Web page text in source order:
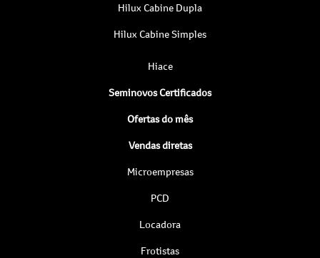
Hilux Cabine Dupla
Hilux Cabine Simples
Hiace
Seminovos Certificados
Ofertas do mês
Vendas diretas
Microempresas
PCD
Locadora
Frotistas